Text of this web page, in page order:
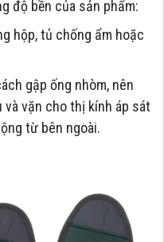
độ bền của sản phẩm:
hộp, tủ chống ẩm hoặc
gập ống nhòm, nên
và vặn cho thị kính áp sát
từ bên ngoài.